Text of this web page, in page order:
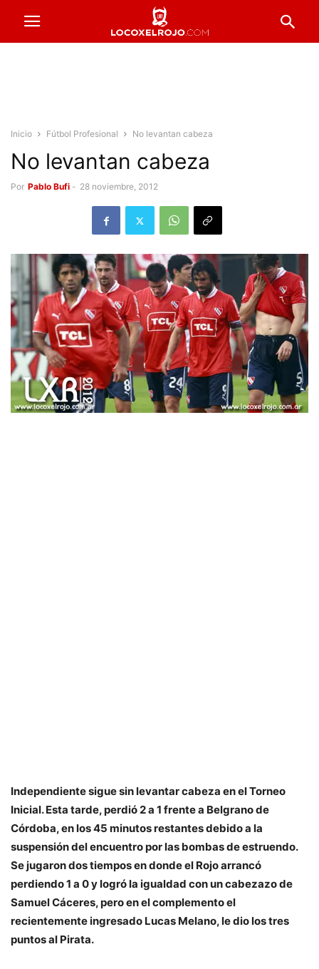
Inicio Fútbol Profesional No levantan cabeza
No levantan cabeza
Por Pablo Bufi - 28 noviembre, 2012
Independiente sigue sin levantar cabeza en el Torneo
Inicial. Esta tarde, perdió 2 a 1 frente a Belgrano de
Córdoba, en los 45 minutos restantes debido a la
suspensión del encuentro por las bombas de estruendo.
Se jugaron dos tiempos en donde el Rojo arrancó
perdiendo 1 a 0 y logró la igualdad con un cabezazo de
Samuel Cáceres, pero en el complemento el
recientemente ingresado Lucas Melano, le dio los tres
puntos al Pirata.